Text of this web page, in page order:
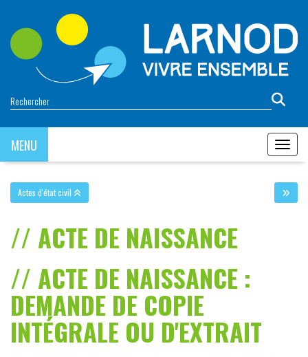
MENU
MENU
Actes d'état civil
ACTE DE NAISSANCE
ACTE DE NAISSANCE :
DEMANDE DE COPIE
INTÉGRALE OU D'EXTRAIT